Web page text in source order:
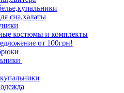
сна,халаты
костюмы и комплекты
от 100грн!